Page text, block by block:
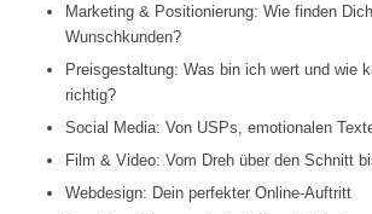
Marketing & Positionierung: Wie finden
Wunschkunden?
Preisgestaltung: Was bin ich wert und wie
richtig?
Social Media: Von USPs, emotionalen
Film & Video: Vom Dreh über den Schnitt
Webdesign: Dein perfekter Online-Auftritt